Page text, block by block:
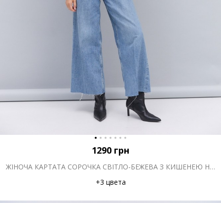
1290 грн
ЖІНОЧА КАРТАТА СОРОЧКА СВІТЛО-БЕЖЕВА З КИШЕНЕЮ НА ГРУДЯХ
+3 цвета